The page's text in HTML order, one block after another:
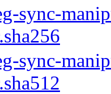
sync-
sync-